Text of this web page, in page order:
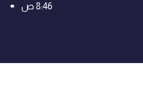
8:46 ص